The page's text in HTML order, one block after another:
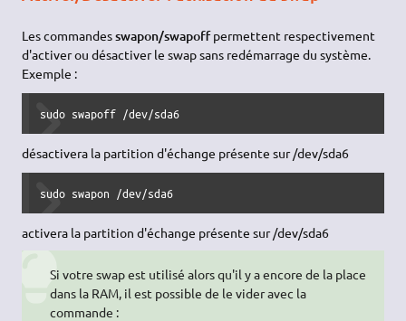
Les commandesswapon/swapoffpermettent respectivement
d'activer ou désactiver le swap sans redémarrage du système.
Exemple :
sudo swapoff /dev/sda6
désactivera la partition d'échange présente sur /dev/sda6
sudo swapon /dev/sda6
activera la partition d'échange présente sur /dev/sda6
Si votre swap est utilisé alors qu'il y a encore de la place
dans la RAM, il est possible de le vider avec la
commande :